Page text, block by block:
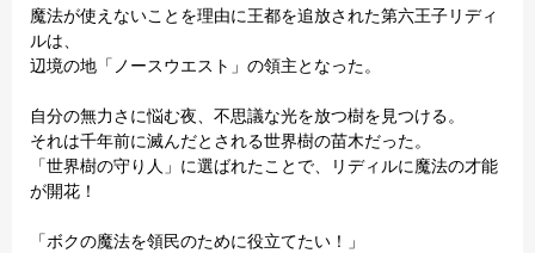
魔法が使えないことを理由に王都を追放された第六王子リディ
ルは、
辺境の地「ノースウエスト」の領主となった。
自分の無力さに悩む夜、不思議な光を放つ樹を見つける。
それは千年前に滅んだとされる世界樹の苗木だった。
「世界樹の守り人」に選ばれたことで、リディルに魔法の才能
が開花！
「ボクの魔法を領民のために役立てたい！」